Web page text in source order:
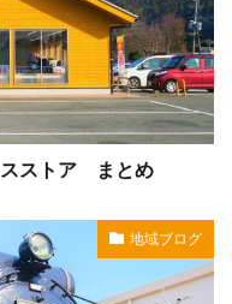
スストア まとめ
地域ブログ